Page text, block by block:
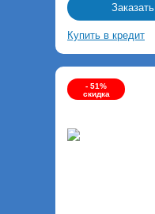
Заказать
Купить в кредит
- 51%
скидка